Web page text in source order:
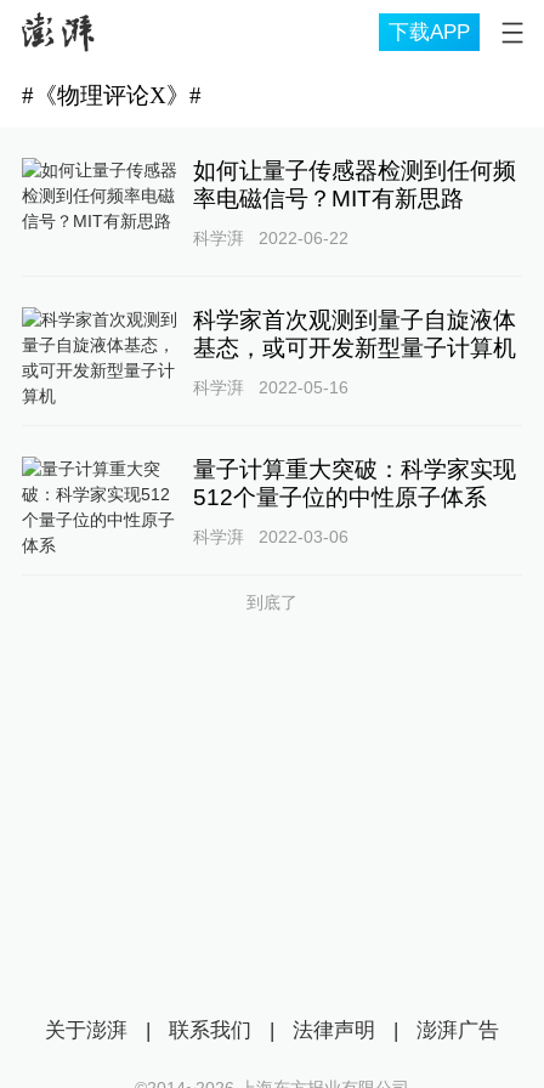
下载APP
#《物理评论X》 #
如何让量子传感器检测到任何频
率电磁信号？MIT有新思路
科学湃 2022-06-22
科学家首次观测到量子自旋液体
基态，或可开发新型量子计算机
科学湃 2022-05-16
量子计算重大突破：科学家实现
512个量子位的中性原子体系
科学湃 2022-03-06
到底了
关于澎湃 | 联系我们 | 法律声明 | 澎湃广告